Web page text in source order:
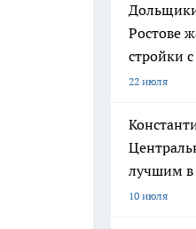
Ростове
стройки
22 июля
лучшим в
10 июля